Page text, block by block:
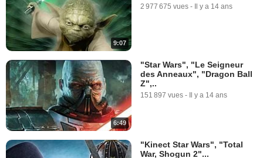
9:07
2 977 675 vues - Il y a 14 ans
6:49
"Star Wars", "Le Seigneur
des Anneaux", "Dragon Ball
Z",..
151 897 vues - Il y a 14 ans
"Kinect Star Wars", "Total
War, Shogun 2"...